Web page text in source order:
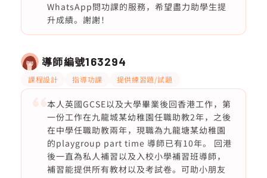
WhatsApp問功課的服務，希望盡力助學生提
升成績。謝謝！
導師編號163294
課程設計 指導功課 提供練習題/試題
本人英國GCSE以及大學畢業後回香港工作，第
一份工作在九龍城某幼稚園任職助教2年，之後
在中學任職助教兩年，現職為九龍塘某幼稚園
的playgroup part time 導師已有10年。 回港
後一直為私人補習以及入校小學補習班導師，
補習能提供所有教材以及考試卷。可助小朋友